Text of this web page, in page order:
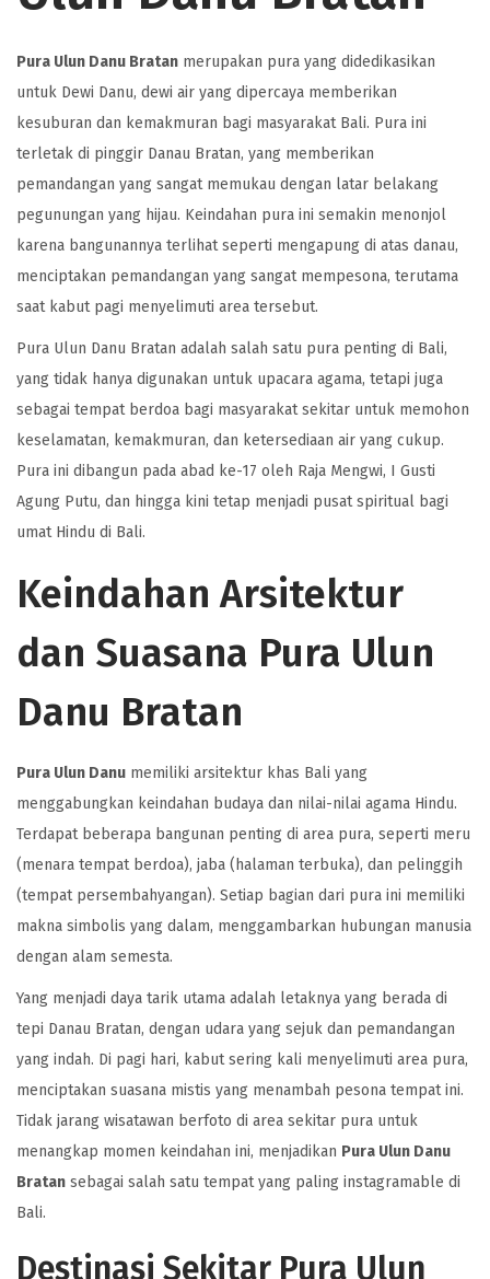
Pura Ulun Danu Bratan merupakan pura yang didedikasikan
untuk Dewi Danu, dewi air yang dipercaya memberikan
kesuburan dan kemakmuran bagi masyarakat Bali. Pura ini
terletak di pinggir Danau Bratan, yang memberikan
pemandangan yang sangat memukau dengan latar belakang
pegunungan yang hijau. Keindahan pura ini semakin menonjol
karena bangunannya terlihat seperti mengapung di atas danau,
menciptakan pemandangan yang sangat mempesona, terutama
saat kabut pagi menyelimuti area tersebut.
Pura Ulun Danu Bratan adalah salah satu pura penting di Bali,
yang tidak hanya digunakan untuk upacara agama, tetapi juga
sebagai tempat berdoa bagi masyarakat sekitar untuk memohon
keselamatan, kemakmuran, dan ketersediaan air yang cukup.
Pura ini dibangun pada abad ke-17 oleh Raja Mengwi, I Gusti
Agung Putu, dan hingga kini tetap menjadi pusat spiritual bagi
umat Hindu di Bali.
Keindahan Arsitektur
dan Suasana Pura Ulun
Danu Bratan
Pura Ulun Danu memiliki arsitektur khas Bali yang
menggabungkan keindahan budaya dan nilai-nilai agama Hindu.
Terdapat beberapa bangunan penting di area pura, seperti meru
(menara tempat berdoa), jaba (halaman terbuka), dan pelinggih
(tempat persembahyangan). Setiap bagian dari pura ini memiliki
makna simbolis yang dalam, menggambarkan hubungan manusia
dengan alam semesta.
Yang menjadi daya tarik utama adalah letaknya yang berada di
tepi Danau Bratan, dengan udara yang sejuk dan pemandangan
yang indah. Di pagi hari, kabut sering kali menyelimuti area pura,
menciptakan suasana mistis yang menambah pesona tempat ini.
Tidak jarang wisatawan berfoto di area sekitar pura untuk
menangkap momen keindahan ini, menjadikan Pura Ulun Danu
Bratan sebagai salah satu tempat yang paling instagramable di
Bali.
Destinasi Sekitar Pura Ulun